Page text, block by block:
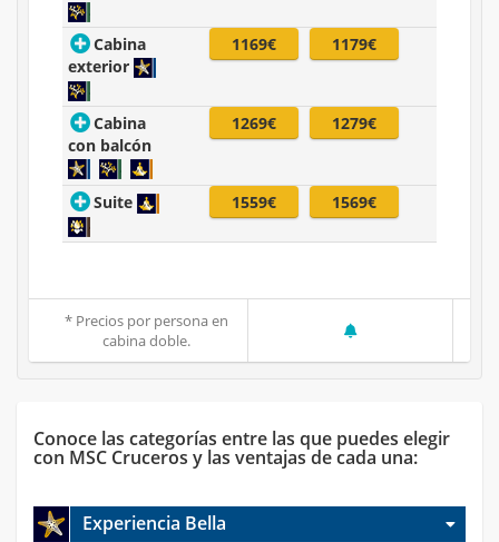
Cabina
exterior
1169€ 1179€
Cabina
con balcón
1269€ 1279€
Suite 1559€ 1569€
* Precios por persona en
cabina doble.
Conoce las categorías entre las que puedes elegir
con MSC Cruceros y las ventajas de cada una:
Experiencia Bella